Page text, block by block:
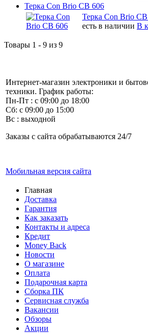
Терка Con Brio CB 606
Терка Con Brio
есть в наличии В
Товары 1 - 9 из 9
Интернет-магазин электроники и
техники. График работы:
Пн-Пт : с 09:00 до 18:00
Сб: с 09:00 до 15:00
Вс : выходной
Заказы с сайта обрабатываются 24/7
Мобильная версия сайта
Главная
Доставка
Гарантия
Как заказать
Контакты и адреса
Кредит
Money Back
Новости
О магазине
Оплата
Подарочная карта
Сборка ПК
Сервисная служба
Вакансии
Обзоры
Акции